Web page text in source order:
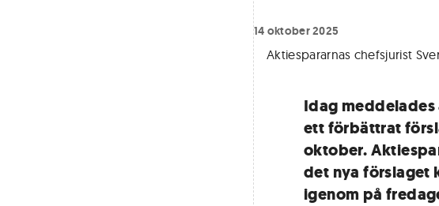
14 oktober 2025
Aktiespararnas chefsjurist
Idag
ett förbättrat
oktober.
det nya förslaget
igenom på